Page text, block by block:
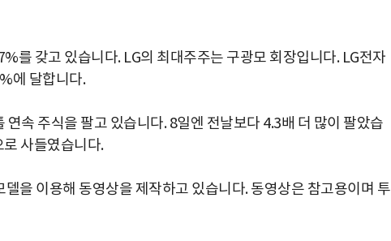
를 갖고 있습니다. LG의 최대주주는 구광모 회장입니다. LG전자
에 달합니다.
속 주식을 팔고 있습니다. 8일엔 전날보다 4.3배 더 많이 팔았습
사들였습니다.
을 이용해 동영상을 제작하고 있습니다. 동영상은 참고용이며 투